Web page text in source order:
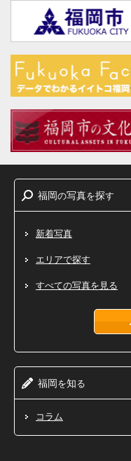
福岡の写真を探す
新着写真
エリアで探す
すべての写真を見る
福岡を知る
コラム